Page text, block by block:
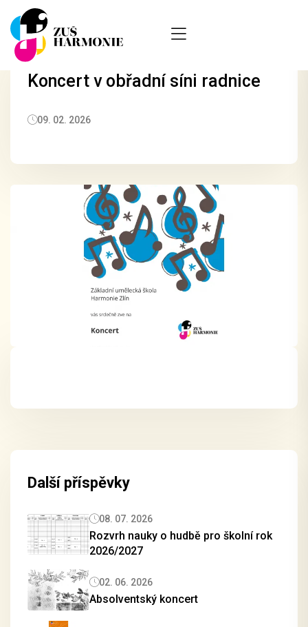
Koncert v obřadní síni radnice
09. 02. 2026
Další příspěvky
08. 07. 2026
Rozvrh nauky o hudbě pro školní rok
2026/2027
02. 06. 2026
Absolventský koncert